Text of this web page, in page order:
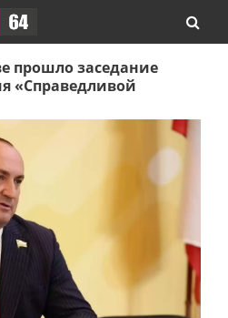
прошло заседание
«Справедливой